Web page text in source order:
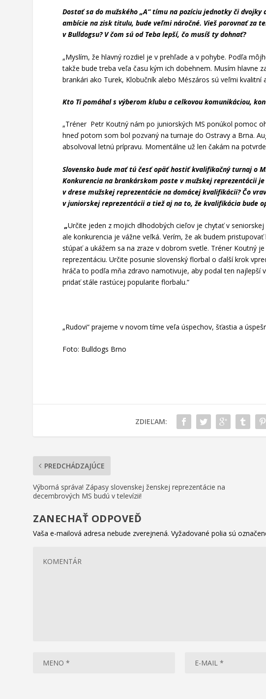
Dostať sa do mužského „A“ tímu na pozíciu jednotky či
ambície na zisk titulu, bude veľmi náročné. Vieš porovnať za
v Bulldogsu? V čom sú od Teba lepší, čo musíš ty dohnať?
„Myslím, že hlavný rozdiel je v prehľade a v pohybe. Podľa
takže bude treba veľa času kým ich dobehnem. Musím hlavne
brankári ako Turek, Klobučník alebo Mészáros sú veľmi kvalitní
Kto Ti pomáhal s výberom klubu a celkovou komunikáciou,
„Tréner Petr Koutný nám po juniorských MS ponúkol pomoc
hneď potom som bol pozvaný na turnaje do Ostravy a Brna.
absolvoval letnú prípravu. Momentálne už len čakám na
Slovensko bude mať tú česť opäť hostiť kvalifikačný turnaj o
Konkurencia na brankárskom poste v mužskej reprezentácii
v drese mužskej reprezentácie na domácej kvalifikácii? Čo
v juniorskej reprezentácii a tiež aj na to, že kvalifikácia bude
„Určite jeden z mojich dlhodobých cieľov je chytať v
ale konkurencia je vážne veľká. Verím, že ak budem
stúpať a ukážem sa na zraze v dobrom svetle. Tréner Koutný
reprezentáciu. Určite posunie slovenský florbal o ďalší krok
hráča to podľa mňa zdravo namotivuje, aby podal ten najlepší
pridať stále rastúcej popularite florbalu.“
„Rudovi“ prajeme v novom tíme veľa úspechov, šťastia a
Foto: Bulldogs Brno
ZDIEĽAM:
PREDCHÁDZAJÚCE
Výborná správa! Zápasy slovenskej ženskej reprezentácie na
decembrových MS budú v televízii!
ZANECHAŤ ODPOVEĎ
Vaša e-mailová adresa nebude zverejnená. Vyžadované polia sú